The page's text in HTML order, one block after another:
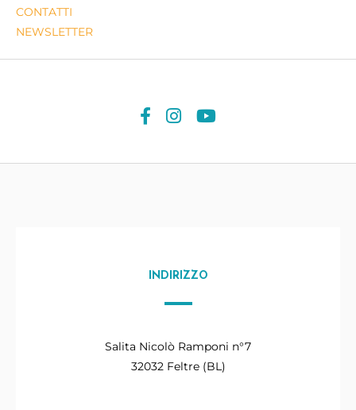
CONTATTI
NEWSLETTER
INDIRIZZO
Salita Nicolò Ramponi n°7
32032 Feltre (BL)